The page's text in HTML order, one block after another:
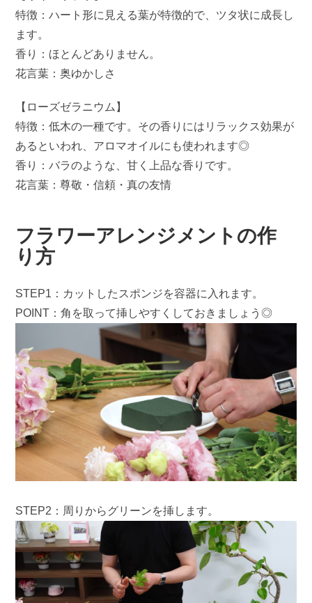
特徴：ハート形に見える葉が特徴的で、ツタ状に成長し
ます。
香り：ほとんどありません。
花言葉：奥ゆかしさ
【ローズゼラニウム】
特徴：低木の一種です。その香りにはリラックス効果が
あるといわれ、アロマオイルにも使われます◎
香り：バラのような、甘く上品な香りです。
花言葉：尊敬・信頼・真の友情
フラワーアレンジメントの作
り方
STEP1：カットしたスポンジを容器に入れます。
POINT：角を取って挿しやすくしておきましょう◎
STEP2：周りからグリーンを挿します。